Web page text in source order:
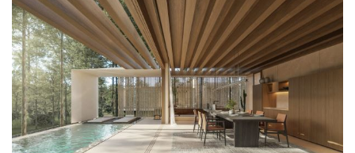
d
a
n
e
m
a
i
l